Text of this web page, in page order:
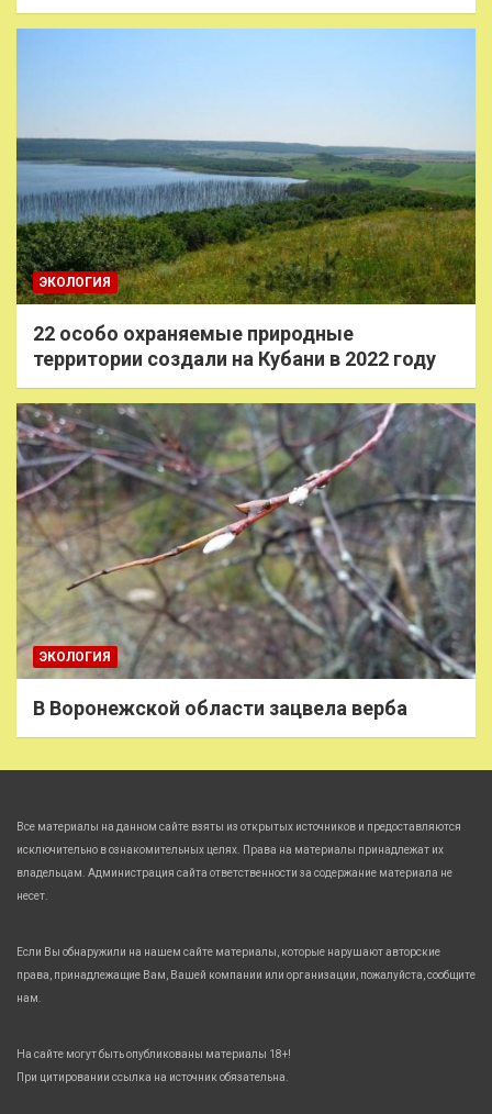
ЭКОЛОГИЯ
22 особо охраняемые природные
территории создали на Кубани в 2022 году
ЭКОЛОГИЯ
В Воронежской области зацвела верба
Все материалы на данном сайте взяты из открытых источников и предоставляются
исключительно в ознакомительных целях. Права на материалы принадлежат их
владельцам. Администрация сайта ответственности за содержание материала не
несет.
Если Вы обнаружили на нашем сайте материалы, которые нарушают авторские
права, принадлежащие Вам, Вашей компании или организации, пожалуйста, сообщите
нам.
На сайте могут быть опубликованы материалы 18+!
При цитировании ссылка на источник обязательна.